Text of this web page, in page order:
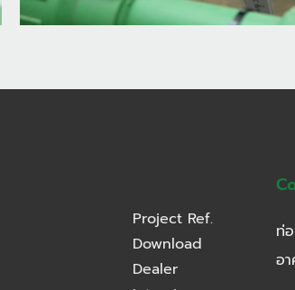
Project Ref.
Download
Dealer
ท่
อ